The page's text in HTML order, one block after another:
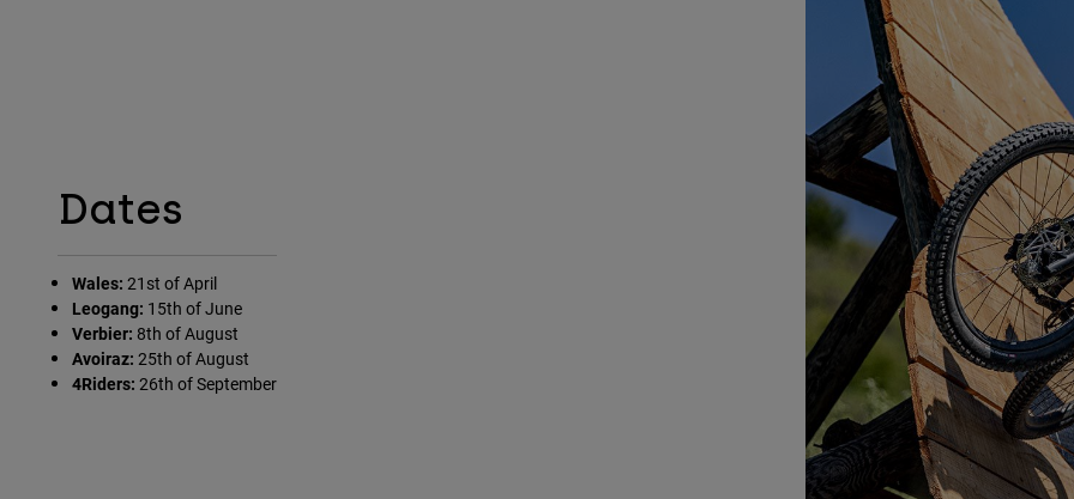
Dates
Wales: 21st of April
Leogang: 15th of June
Verbier: 8th of August
Avoiraz: 25th of August
4Riders: 26th of September